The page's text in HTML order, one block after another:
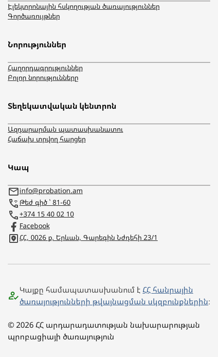
Էլեկտրոնային հսկողության ծառայություններ
Գործառույթներ
Նորություններ
Հաղորդագրություններ
Բոլոր նորությունները
Տեղեկատվական կենտրոն
Ազդարարման պատասխանատու
Հաճախ տրվող հարցեր
Կապ
info@probation.am
Թեժ գիծ ՝ 81-60
+374 15 40 02 10
Facebook
ՀՀ, 0026 ք. Երևան, Գարեգին Նժդեհի 23/1
Կայքը համապատասխանում է ՀՀ հանրային
ծառայությունների թվայնացման սկզբունքներին։
© 2026 ՀՀ արդարադատության նախարարության
պրոբացիայի ծառայություն